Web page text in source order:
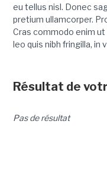
eu tellus nisl. Donec
pretium ullamcorper.
Cras commodo enim
leo quis nibh fringilla, in
Résultat de
Pas de résultat